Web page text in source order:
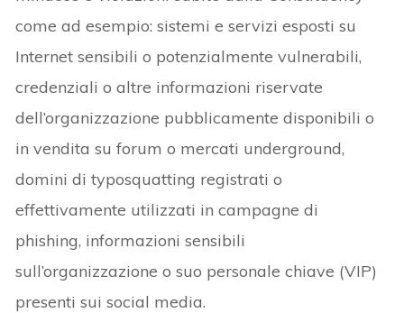
come ad esempio: sistemi e servizi esposti su
Internet sensibili o potenzialmente vulnerabili,
credenziali o altre informazioni riservate
dell’organizzazione pubblicamente disponibili o
in vendita su forum o mercati underground,
domini di typosquatting registrati o
effettivamente utilizzati in campagne di
phishing, informazioni sensibili
sull’organizzazione o suo personale chiave (VIP)
presenti sui social media.